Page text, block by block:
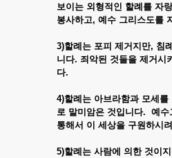
보이는 외형적인 할례를 자
봉사하고, 예수 그리스도를
3)할례는 포피 제거지만, 침
니다. 죄악된 것들을 제거시
다.
4)할례는 아브라함과 모세를
로 말미암은 것입니다. 예수
통해서 이 세상을 구원하시
5)할례는 사람에 의한 것이